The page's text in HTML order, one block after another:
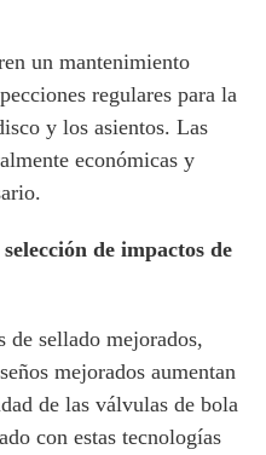
un mantenimiento
regulares para la
y los asientos. Las
económicas y
de impactos de
de sellado mejorados,
mejorados aumentan
de las válvulas de bola
con estas tecnologías